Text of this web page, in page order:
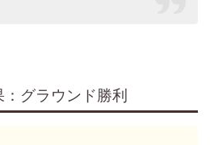
グラウンド勝利